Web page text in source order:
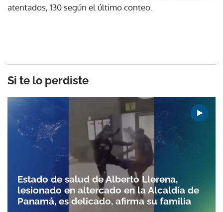
atentados, 130 según el último conteo.
Si te lo perdiste
Estado de salud de Alberto Llerena,
lesionado en altercado en la Alcaldía de
Panamá, es delicado, afirma su familia